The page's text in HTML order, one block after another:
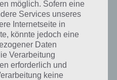
möglich. Sofern eine
Services unseres
Internetseite in
könnte jedoch eine
Daten
Verarbeitung
erforderlich und
keine